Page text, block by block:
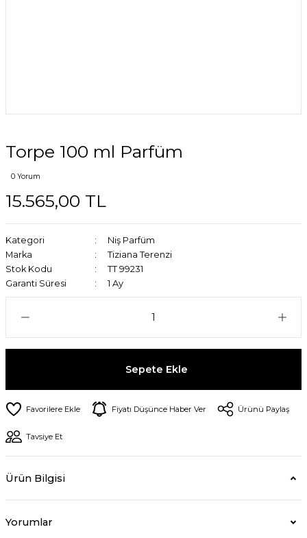
Torpe 100 ml Parfüm
0 Yorum
15.565,00 TL
Kategori
Niş Parfüm
Marka
Tiziana Terenzi
Stok Kodu
TT 99231
Garanti Süresi
1 Ay
Sepete Ekle
Fiyatı Düşünce Haber Ver Ürünü Paylaş
Tavsiye Et
Ürün Bilgisi
Yorumlar